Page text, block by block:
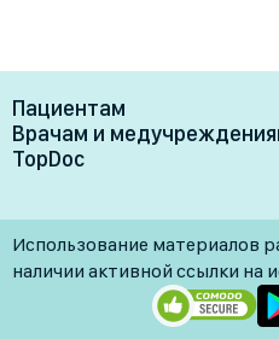
Пациентам
Врачи
Клиники
Лаборатории
Услуги
Врачам и
Преимущества
Медучреждениям
TopDoc
Контакты
Помощь
Пн-Пт: 9.00-18.00
Использование материалов
наличии активной ссылки на